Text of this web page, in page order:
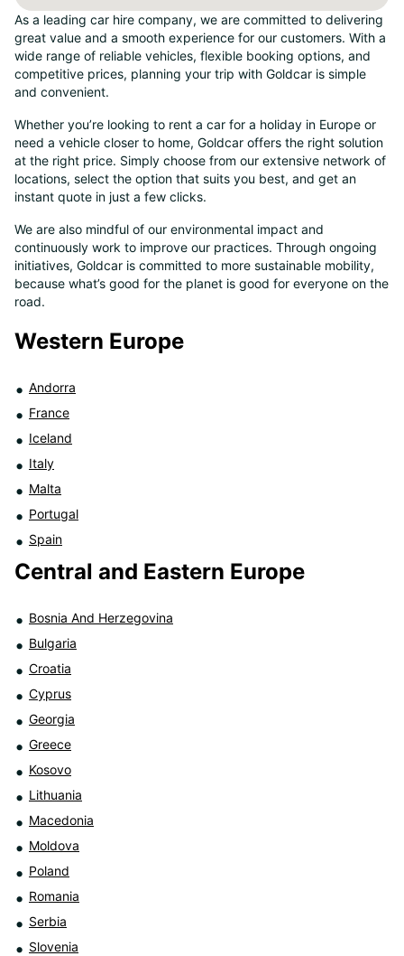
8
As a leading car hire company, we are committed to delivering
great value and a smooth experience for our customers. With a
wide range of reliable vehicles, flexible booking options, and
competitive prices, planning your trip with Goldcar is simple
and convenient.
Whether you’re looking to rent a car for a holiday in Europe or
need a vehicle closer to home, Goldcar offers the right solution
at the right price. Simply choose from our extensive network of
locations, select the option that suits you best, and get an
instant quote in just a few clicks.
We are also mindful of our environmental impact and
continuously work to improve our practices. Through ongoing
initiatives, Goldcar is committed to more sustainable mobility,
because what’s good for the planet is good for everyone on the
road.
Western Europe
Andorra
France
Iceland
Italy
Malta
Portugal
Spain
Central and Eastern Europe
Bosnia And Herzegovina
Bulgaria
Croatia
Cyprus
Georgia
Greece
Kosovo
Lithuania
Macedonia
Moldova
Poland
Romania
Serbia
Slovenia